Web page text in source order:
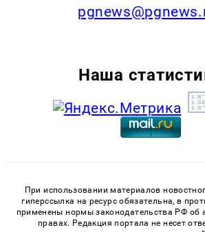
Наша
При использовании материалов
гиперссылка на ресурс обязательна, в
применены нормы законодательства РФ об
правах. Редакция портала не несет